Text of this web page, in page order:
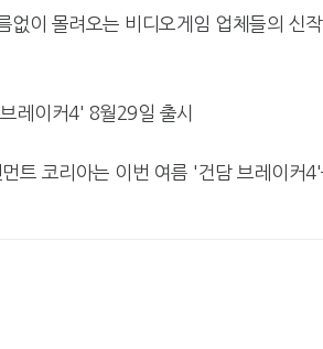
없이 몰려오는 비디오게임 업체들의 신
레이커4' 8월29일 출시
트 코리아는 이번 여름 '건담 브레이커